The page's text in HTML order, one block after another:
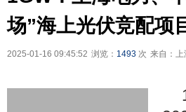
场”海上光伏竞配项
2025-01-16 09:45:52 浏览： 1493 次 来自：上